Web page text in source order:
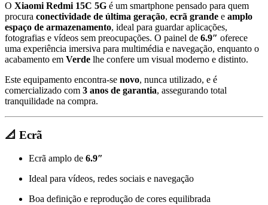
O Xiaomi Redmi 15C 5G é um smartphone pensado para quem
procura conectividade de última geração, ecrã grande e amplo
espaço de armazenamento, ideal para guardar aplicações,
fotografias e vídeos sem preocupações. O painel de 6.9″ oferece
uma experiência imersiva para multimédia e navegação, enquanto o
acabamento em Verde lhe confere um visual moderno e distinto.
Este equipamento encontra-se novo, nunca utilizado, e é
comercializado com 3 anos de garantia, assegurando total
tranquilidade na compra.
📐 Ecrã
Ecrã amplo de 6.9″
Ideal para vídeos, redes sociais e navegação
Boa definição e reprodução de cores equilibrada